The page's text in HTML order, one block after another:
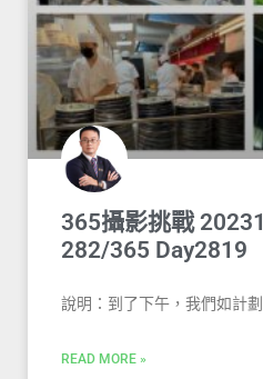
365攝影挑戰
282/365 Day2819
說明：到了下午，我們如計
READ MORE »